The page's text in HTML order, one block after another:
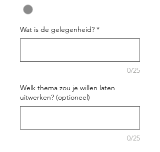
Wat is de gelegenheid? *
0/25
Welk thema zou je willen laten
uitwerken? (optioneel)
0/25